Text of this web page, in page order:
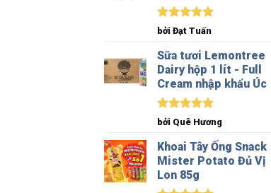
Được xếp
hạng
sao
bởi Đạt Tuấn
Sữa tươi Lemontree
Dairy hộp 1 lít - Full
Cream nhập khẩu Úc
Được xếp
hạng
sao
bởi Quê Hương
Khoai Tây Ống Snack
Mister Potato Đủ Vị
Lon 85g